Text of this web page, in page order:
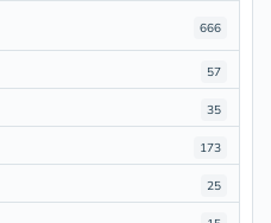
666
57
35
173
25